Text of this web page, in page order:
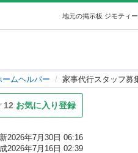
地元の掲示板 ジモティー
ムヘルパー 家事代行スタッフ募
12 お気に入り登録
2026年7月30日 06:16
2026年7月16日 02:39